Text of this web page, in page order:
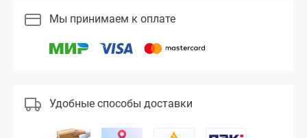
Мы принимаем к оплате
Удобные способы доставки